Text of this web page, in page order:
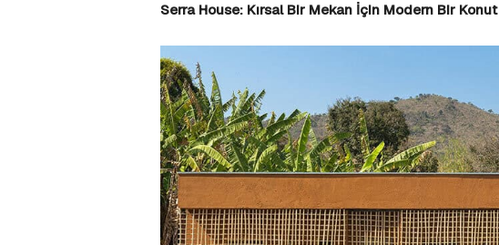
Serra House: Kırsal Bir Mekan İçin Modern Bir Konut